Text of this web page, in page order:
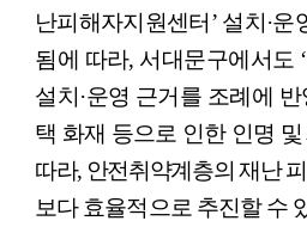
난피해자지원센터 ’ 설치 ·운
됨에 따라, 서대문구에서도 ‘
설치 ·운영 근거를 조례에
택 화재 등으로 인한 인명
따라, 안전취약계층의 재난
보다 효율적으로 추진할 수